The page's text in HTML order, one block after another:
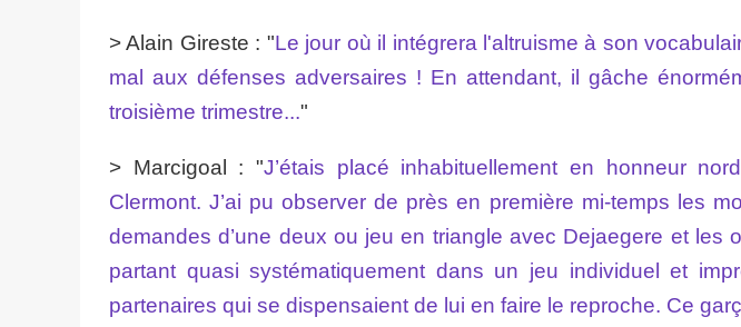
> Alain Gireste : "Le jour où il intégrera l'altruisme à son
mal aux défenses adversaires ! En attendant, il gâche
troisième trimestre..."
> Marcigoal : "J’étais placé inhabituellement en honneur
Clermont. J’ai pu observer de près en première mi-temps les
demandes d’une deux ou jeu en triangle avec Dejaegere et les
partant quasi systématiquement dans un jeu individuel et
partenaires qui se dispensaient de lui en faire le reproche. Ce